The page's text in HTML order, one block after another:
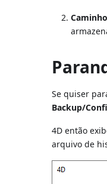
Caminho
Se quiser
Backup/
4D então
arquivo de